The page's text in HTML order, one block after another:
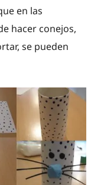
en las
hacer conejos,
se pueden